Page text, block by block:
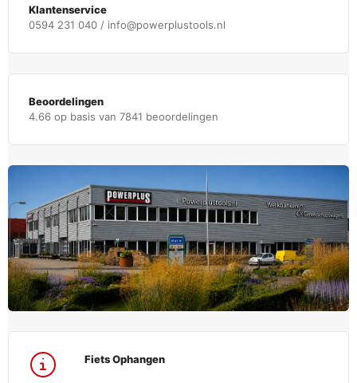
Klantenservice
0594 231 040 / info@powerplustools.nl
Beoordelingen
4.66 op basis van 7841 beoordelingen
Fiets Ophangen